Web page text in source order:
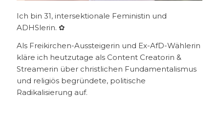
Ich bin 31, intersektionale Feministin und
ADHSlerin. ✿
Als Freikirchen-Aussteigerin und Ex-AfD-Wählerin
kläre ich heutzutage als Content Creatorin &
Streamerin über christlichen Fundamentalismus
und religiös begründete, politische
Radikalisierung auf.